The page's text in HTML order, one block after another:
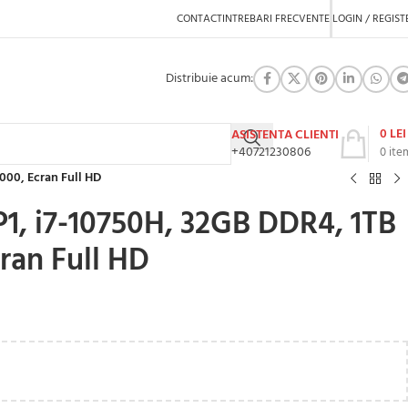
CONTACTINTREBARI FRECVENTE LOGIN /
Distribuie acum:
ASISTENTA CLIENTI
+40721230806
0
0 LEI
Ecran Full HD
i7-10750H, 32GB DDR4, 1TB
Full HD